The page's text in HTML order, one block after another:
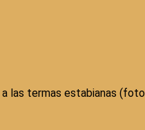
las termas estabianas